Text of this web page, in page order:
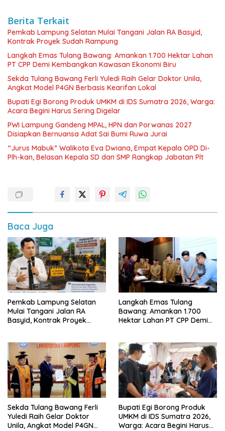
Berita Terkait
Pemkab Lampung Selatan Mulai Tangani Jalan RA Basyid,
Kontrak Proyek Sudah Rampung
Langkah Emas Tulang Bawang: Amankan 1.700 Hektar Lahan
PT CPP Demi Kembangkan Kawasan Ekonomi Biru
Sekda Tulang Bawang Ferli Yuledi Raih Gelar Doktor Unila,
Angkat Model P4GN Berbasis Kearifan Lokal
Bupati Egi Borong Produk UMKM di IDS Sumatra 2026, Warga:
Acara Begini Harus Sering Digelar
PWI Lampung Gandeng MPAL, HPN dan Porwanas 2027
Disiapkan Bernuansa Adat Sai Bumi Ruwa Jurai
“Jurus Mabuk” Walikota Eva Dwiana, Empat Kepala OPD Di-
Plh-kan, Belasan Kepala SD dan SMP Rangkap Jabatan Plt
Baca Juga
Pemkab Lampung Selatan
Mulai Tangani Jalan RA
Basyid, Kontrak Proyek
Langkah Emas Tulang
Bawang: Amankan 1.700
Hektar Lahan PT CPP Demi
Sekda Tulang Bawang Ferli
Yuledi Raih Gelar Doktor
Unila, Angkat Model P4GN
Bupati Egi Borong Produk
UMKM di IDS Sumatra 2026,
Warga: Acara Begini Harus